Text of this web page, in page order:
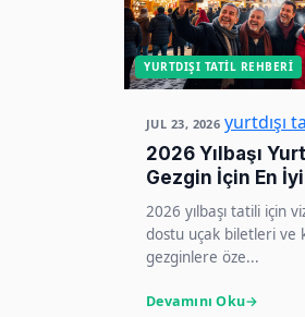
YURTDIŞI TATIL REHBERI
JUL 23, 2026 yurtdışı
2026 Yılbaşı
Gezgin İçin En
2026 yılbaşı tatili için
dostu uçak biletleri ve
gezginlere öze...
Devamını Oku